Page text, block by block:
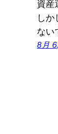
資産
し
ない
8月